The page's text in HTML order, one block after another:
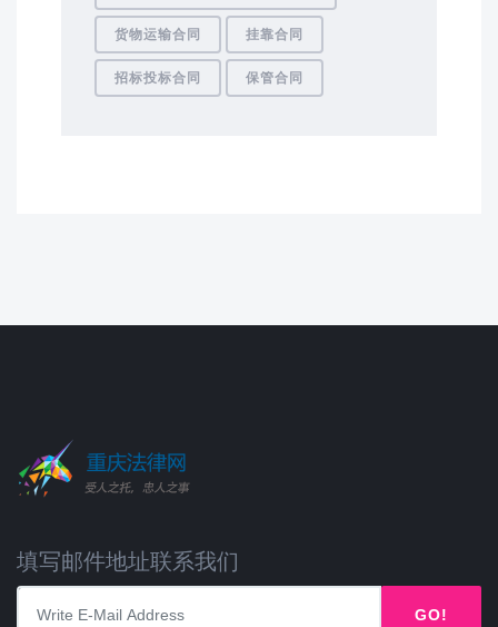
货物运输合同 挂靠合同
招标投标合同 保管合同
填写邮件地址联系我们
GO!